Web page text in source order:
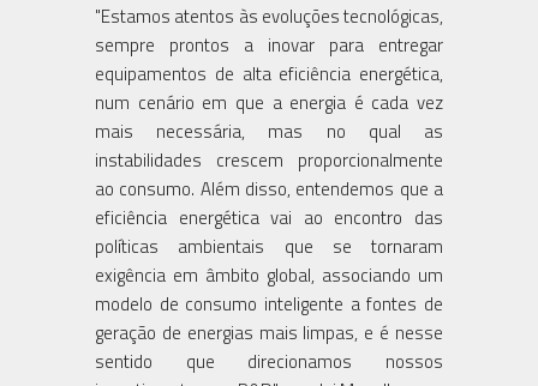
"Estamos atentos às evoluções tecnológicas,
sempre prontos a inovar para entregar
equipamentos de alta eficiência energética,
num cenário em que a energia é cada vez
mais necessária, mas no qual as
instabilidades crescem proporcionalmente
ao consumo. Além disso, entendemos que a
eficiência energética vai ao encontro das
políticas ambientais que se tornaram
exigência em âmbito global, associando um
modelo de consumo inteligente a fontes de
geração de energias mais limpas, e é nesse
sentido que direcionamos nossos